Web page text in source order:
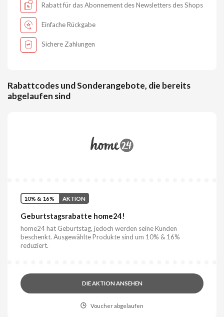
Rabatt für das Abonnement des Newsletters des Shops
Einfache Rückgabe
Sichere Zahlungen
Rabattcodes und Sonderangebote, die bereits
abgelaufen sind
10% & 16% AKTION
Geburtstagsrabatte home24!
home24 hat Geburtstag, jedoch werden seine Kunden
beschenkt. Ausgewählte Produkte sind um 10% & 16%
reduziert.
DIE AKTION ANSEHEN
Voucher abgelaufen